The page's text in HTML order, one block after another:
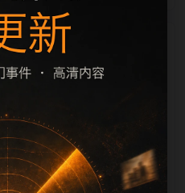
日采集时，建议继续执行
兜底、标题去重和
一主题下有多个相近页
背景、访问场景、相关问
之间的重复感。页面底部